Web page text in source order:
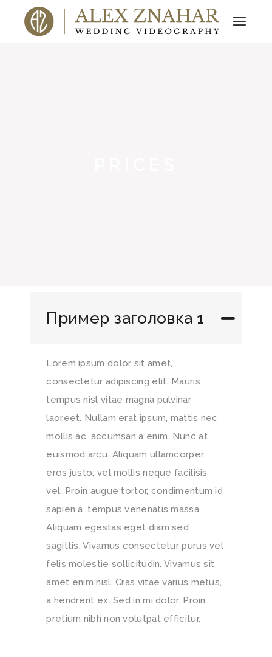
Пример заголовка 1
Lorem ipsum dolor sit amet,
consectetur adipiscing elit. Mauris
tempus nisl vitae magna pulvinar
laoreet. Nullam erat ipsum, mattis nec
mollis ac, accumsan a enim. Nunc at
euismod arcu. Aliquam ullamcorper
eros justo, vel mollis neque facilisis
vel. Proin augue tortor, condimentum id
sapien a, tempus venenatis massa.
Aliquam egestas eget diam sed
sagittis. Vivamus consectetur purus vel
felis molestie sollicitudin. Vivamus sit
amet enim nisl. Cras vitae varius metus,
a hendrerit ex. Sed in mi dolor. Proin
pretium nibh non volutpat efficitur.